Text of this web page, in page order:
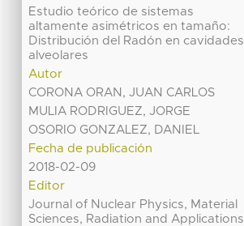
Estudio teórico de sistemas
altamente asimétricos en tamaño:
Distribución del Radón en cavidades
alveolares
Autor
CORONA ORAN, JUAN CARLOS
MULIA RODRIGUEZ, JORGE
OSORIO GONZALEZ, DANIEL
Fecha de publicación
2018-02-09
Editor
Journal of Nuclear Physics, Material
Sciences, Radiation and Applications